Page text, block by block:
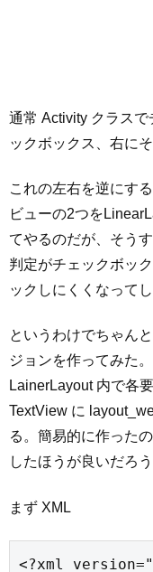
通常 Activity クラス
ックボックス、右に
これの左右を逆にす
ビューの2つを
てやるのだが、そう
判定がチェックボッ
ックしにくくなってし
というわけでちゃん
ジョンを作ってみた。
LainerLayout 内で各
TextView に
る。簡易的に作った
したほうが良いだろう
まず XML
<?xml